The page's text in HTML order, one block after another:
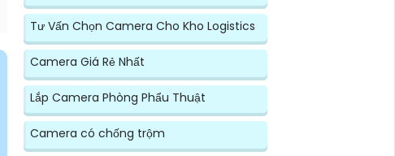
Tư Vấn Chọn Camera Cho Kho Logistics
Camera Giá Rẻ Nhất
Lắp Camera Phòng Phẩu Thuật
Camera có chống trộm